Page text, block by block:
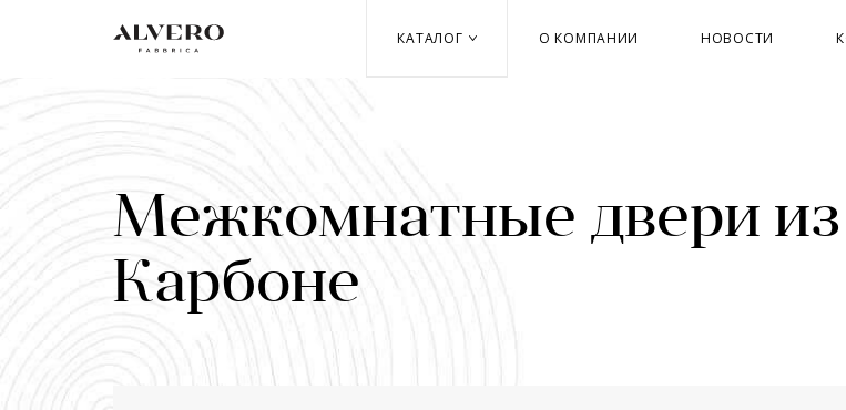
КАТАЛОГ О КОМПАНИИ НОВОСТИ
Межкомнатные двери из
Карбоне